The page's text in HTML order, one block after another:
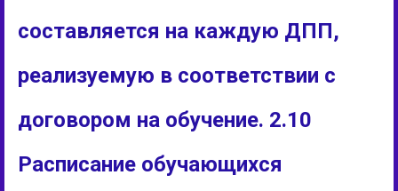
составляется на каждую ДПП,
реализуемую в соответствии с
договором на обучение. 2.10
Расписание обучающихся